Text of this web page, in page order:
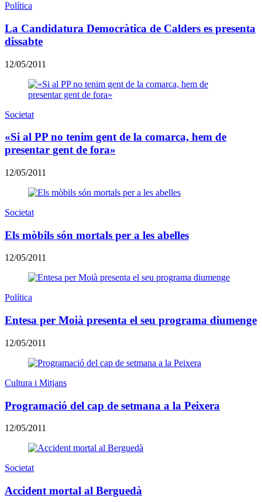
Política
La Candidatura Democràtica de Calders es presenta
dissabte
12/05/2011
Societat
«Si al PP no tenim gent de la comarca, hem de
presentar gent de fora»
12/05/2011
Societat
Els mòbils són mortals per a les abelles
12/05/2011
Política
Entesa per Moià presenta el seu programa diumenge
12/05/2011
Cultura i Mitjans
Programació del cap de setmana a la Peixera
12/05/2011
Societat
Accident mortal al Berguedà